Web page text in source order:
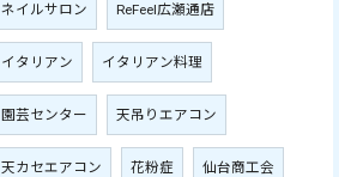
ネイルサロン ReFeel広瀬通店
イタリアン イタリアン料理
園芸センター 天吊りエアコン
天カセエアコン 花粉症 仙台商工会